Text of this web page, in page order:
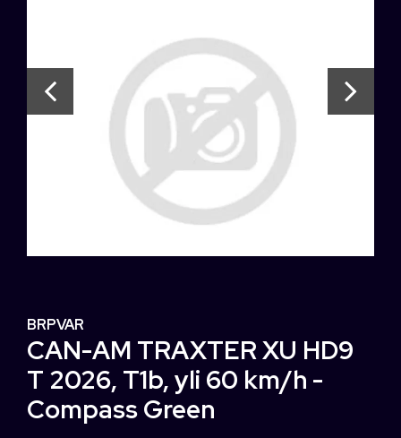
BRPVAR
CAN-AM TRAXTER XU HD9
T 2026, T1b, yli 60 km/h -
Compass Green